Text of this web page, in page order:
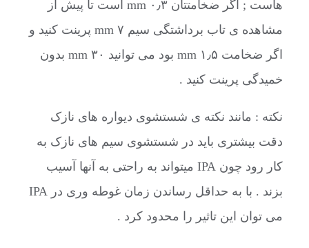
هاست ; اگر ضخامتتان ۰٫۳ mm است تا پیش از
مشاهده ی تاب برداشتگی سیم ۷ mm پرینت کنید و
اگر ضخامت ۱٫۵ mm بود می توانید ۳۰ mm بدون
خمیدگی پرینت کنید .
نکته : مانند نکته ی شستشوی دیواره های نازک
دقت بیشتری باید در شستشوی سیم های نازک به
کار رود چون IPA میتواند به راحتی به آنها آسیب
بزند . با به حداقل رساندن زمان غوطه وری در IPA
می توان این تاثیر را محدود کرد .